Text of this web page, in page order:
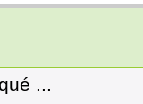
...